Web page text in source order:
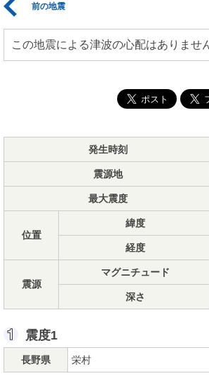
前の地震
この地震による津波の心配はありませ
発生時刻
震源地
最大震度
位置
緯度
経度
震源
マグニチュード
深さ
震度1
長野県 栄村